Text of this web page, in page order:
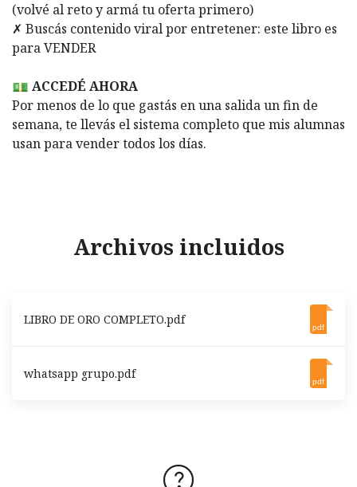
(volvé al reto y armá tu oferta primero)
✗ Buscás contenido viral por entretener: este libro es
para VENDER
ACCEDÉ AHORA
Por menos de lo que gastás en una salida un fin de
semana, te llevás el sistema completo que mis alumnas
usan para vender todos los días.
Archivos incluidos
LIBRO DE ORO COMPLETO.pdf
pdf
whatsapp grupo.pdf
pdf